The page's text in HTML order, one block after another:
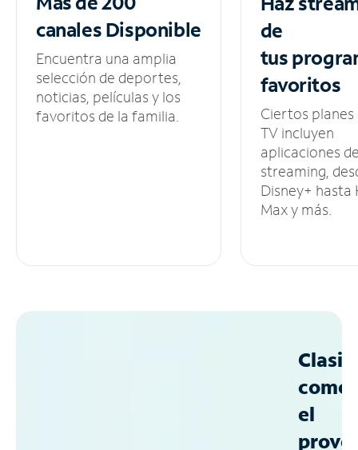
canalesDisponible
Encuentra una amplia
selección de deportes,
noticias, películas y los
favoritos de la familia.
de
tus
favoritos
Ciertos planes
TV incluyen
aplicaciones
streaming,
Disney+ hasta
Max y más.
como
el